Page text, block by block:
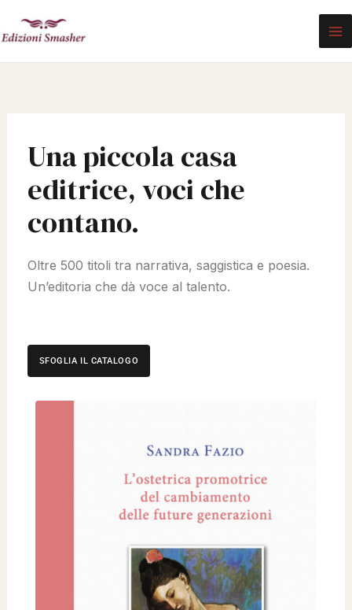
al
Una piccola casa
editrice, voci che
contano.
Oltre 500 titoli tra narrativa, saggistica e poesia.
Un’editoria che dà voce al talento.
SFOGLIA IL CATALOGO